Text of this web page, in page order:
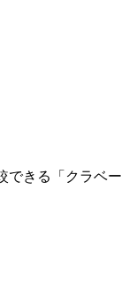
できる「クラベー